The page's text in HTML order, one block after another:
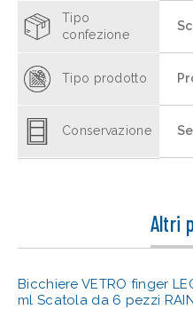
Tipo
confezione
Tipo prodotto
Conservazione
Altri
Bicchiere VETRO finger
ml Scatola da 6 pezzi